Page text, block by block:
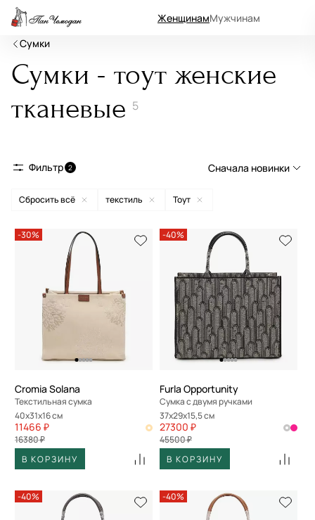
ЖенщинамМужчинам
Сумки
Сумки - тоут женские
тканевые 5
Фильтр 2 Сначала новинки
Сначала новинки
Сначала популярные
По возрастанию цены
По убыванию цены
По размеру скидки
По скорости доставки
Сбросить всё текстиль Тоут
-30%
Cromia Solana
Текстильная сумка
40x31x16 см
11466 ₽
16380 ₽
В КОРЗИНУ
-40%
Furla Opportunity
Сумка с двумя ручками
37x29x15,5 см
27300 ₽
45500 ₽
В КОРЗИНУ
-40% -40%